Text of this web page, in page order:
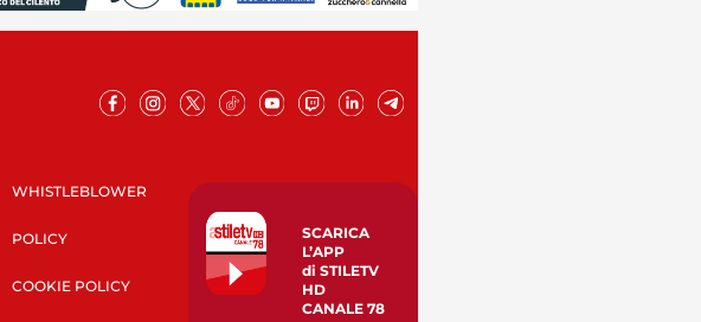
WHISTLEBLOWER
POLICY
COOKIE POLICY
SCARICA
L’APP
di STILETV
HD
CANALE 78